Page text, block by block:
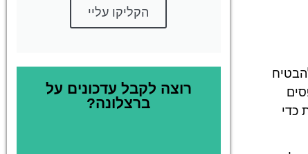
כדי
הקליקו עליי
רוצה לקבל עדכונים על
ברצלונה?